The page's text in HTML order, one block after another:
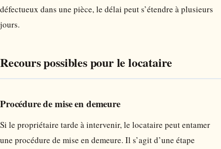
défectueux dans une pièce, le délai peut s’étendre à plusieurs
jours.
Recours possibles pour le locataire
Procédure de mise en demeure
Si le propriétaire tarde à intervenir, le locataire peut entamer
une procédure de mise en demeure. Il s’agit d’une étape